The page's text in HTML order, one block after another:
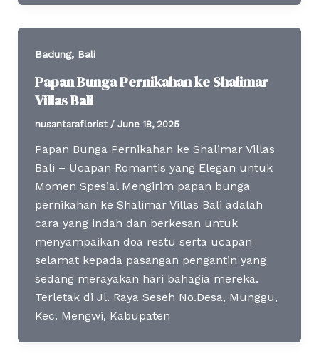
Badung, Bali
Papan Bunga Pernikahan ke Shalimar
Villas Bali
nusantaraflorist / June 18, 2025
Papan Bunga Pernikahan ke Shalimar Villas
Bali – Ucapan Romantis yang Elegan untuk
Momen Spesial Mengirim papan bunga
pernikahan ke Shalimar Villas Bali adalah
cara yang indah dan berkesan untuk
menyampaikan doa restu serta ucapan
selamat kepada pasangan pengantin yang
sedang merayakan hari bahagia mereka.
Terletak di Jl. Raya Seseh No.Desa, Munggu,
Kec. Mengwi, Kabupaten